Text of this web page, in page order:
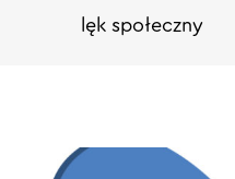
lęk społeczny